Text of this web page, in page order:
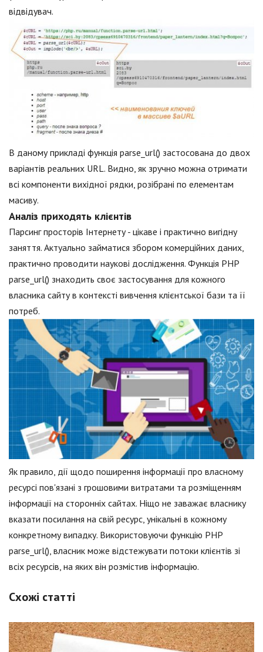
відвідувач.
В даному прикладі функція parse_url() застосована до двох
варіантів реальних URL. Видно, як зручно можна отримати
всі компоненти вихідної рядки, розібрані по елементам
масиву.
Аналіз приходять клієнтів
Парсинг просторів Інтернету - цікаве і практично вигідну
заняття. Актуально займатися збором комерційних даних,
практично проводити наукові дослідження. Функція PHP
parse_url() знаходить своє застосування для кожного
власника сайту в контексті вивчення клієнтської бази та її
потреб.
Як правило, дії щодо поширення інформації про власному
ресурсі пов'язані з грошовими витратами та розміщенням
інформації на сторонніх сайтах. Ніщо не заважає власнику
вказати посилання на свій ресурс, унікальні в кожному
конкретному випадку. Використовуючи функцію PHP
parse_url(), власник може відстежувати потоки клієнтів зі
всіх ресурсів, на яких він розмістив інформацію.
Схожі статті